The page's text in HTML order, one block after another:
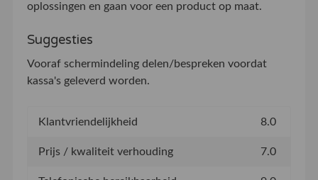
oplossingen en gaan voor een product op maat.
Suggesties
Vooraf schermindeling delen/bespreken voordat
kassa's geleverd worden.
Klantvriendelijkheid 8.0
Prijs / kwaliteit verhouding 7.0